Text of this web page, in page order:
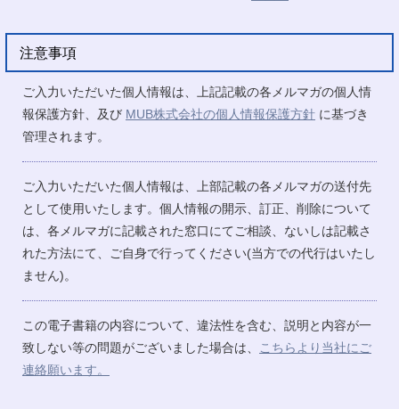
注意事項
ご入力いただいた個人情報は、上記記載の各メルマガの個人情
報保護方針、及び MUB株式会社の個人情報保護方針 に基づき
管理されます。
ご入力いただいた個人情報は、上部記載の各メルマガの送付先
として使用いたします。個人情報の開示、訂正、削除について
は、各メルマガに記載された窓口にてご相談、ないしは記載さ
れた方法にて、ご自身で行ってください(当方での代行はいたし
ません)。
この電子書籍の内容について、違法性を含む、説明と内容が一
致しない等の問題がございました場合は、
こちらより当社にご
連絡願います。